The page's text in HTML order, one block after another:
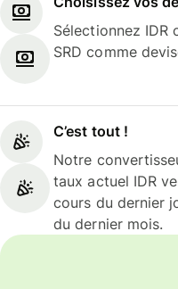
Sélectionnez IDR
SRD comme
C’est tout !
Notre
taux actuel IDR
cours du dernier
du dernier mois.